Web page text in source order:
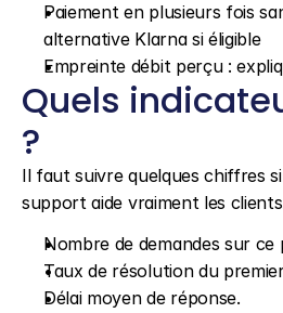
Paiement en plusieurs fois
alternative Klarna si éligible
Empreinte débit perçu :
Quels
?
Il faut suivre quelques chiffres
support aide vraiment les
Nombre de demandes sur ce
Taux de résolution du
Délai moyen de réponse.